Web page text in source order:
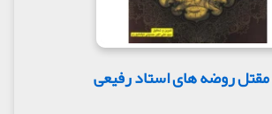
روضه های استاد رفیعی